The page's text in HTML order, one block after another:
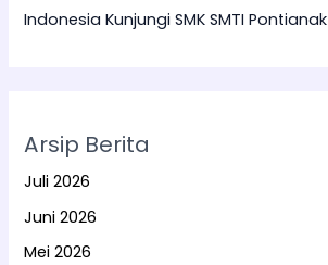
Indonesia Kunjungi SMK SMTI Pontianak
Arsip Berita
Juli 2026
Juni 2026
Mei 2026